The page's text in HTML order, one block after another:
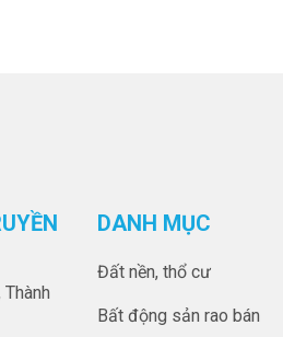
DANH MỤC
Đất nền, thổ cư
Bất động sản rao bán